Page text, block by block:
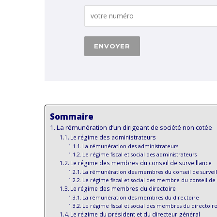
Sommaire
La rémunération d’un dirigeant de société non cotée
Le régime des administrateurs
La rémunération des administrateurs
Le régime fiscal et social des administrateurs
Le régime des membres du conseil de surveillance
La rémunération des membres du conseil de
Le régime fiscal et social des membre du conseil de
Le régime des membres du directoire
La rémunération des membres du directoire
Le régime fiscal et social des membres du directoire
Le régime du président et du directeur général